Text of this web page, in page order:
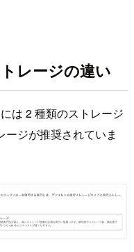
レージの違い
は 2 種類のストレージ
ジが推奨されていま